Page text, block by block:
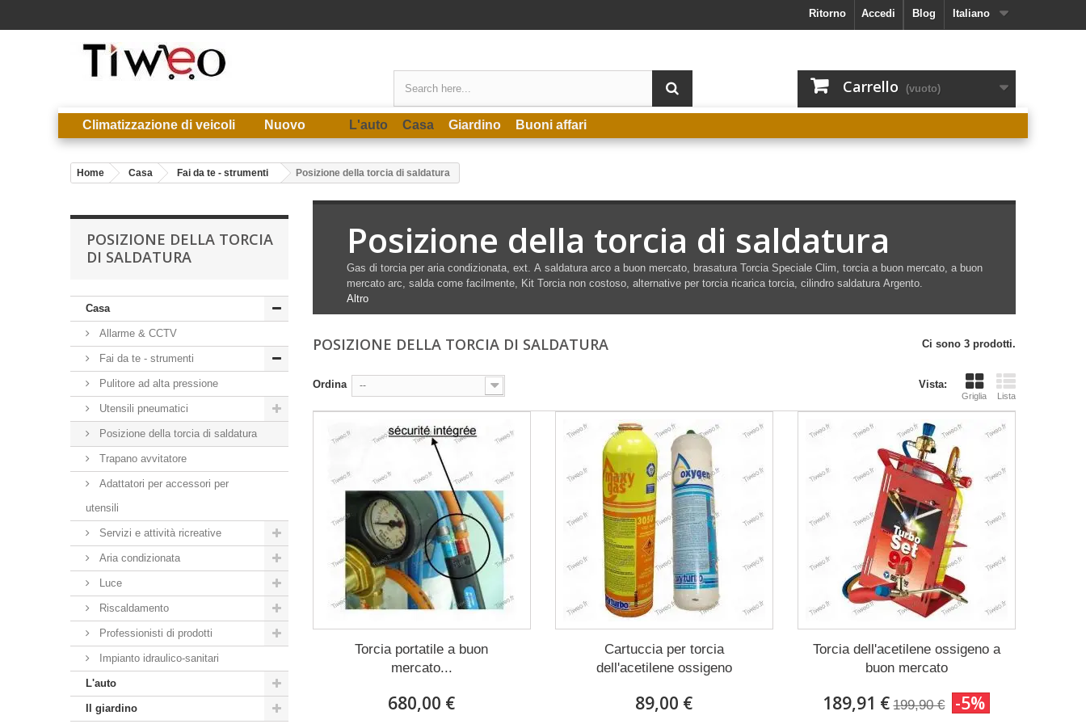
Italiano
Blog
Accedi
Ritorno
Carrello (vuoto)
Climatizzazione di veicoli Nuovo L'auto Casa Giardino Buoni affari
Home Casa Fai da te - strumenti Posizione della torcia di saldatura
POSIZIONE DELLA TORCIA
DI SALDATURA
Casa
Allarme & CCTV
Fai da te - strumenti
Pulitore ad alta pressione
Utensili pneumatici
Posizione della torcia di saldatura
Trapano avvitatore
Adattatori per accessori per
utensili
Servizi e attività ricreative
Aria condizionata
Luce
Riscaldamento
Professionisti di prodotti
Impianto idraulico-sanitari
L'auto
Il giardino
Posizione della torcia di saldatura
Gas di torcia per aria condizionata, ext. A saldaturaarco a buon mercato, brasatura TorciaSpeciale Clim, torcia a buon mercato, a buon
mercato arc, salda come facilmente, Kit Torcianon costoso, alternative per torcia ricarica torcia, cilindro saldaturaArgento.
Altro
POSIZIONE DELLA TORCIA DI SALDATURA Ci sono 3 prodotti.
Vista:
Griglia Lista
Ordina --
Torcia portatile a buon
mercato...
680,00 €
Cartuccia per torcia
dell'acetilene ossigeno
89,00 €
Torcia dell'acetilene ossigeno a
buon mercato
189,91 € 199,90 € -5%